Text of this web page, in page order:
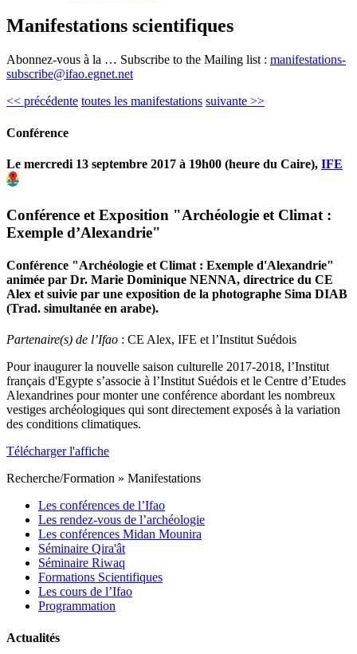
Manifestations scientifiques
Abonnez-vous à la … Subscribe to the Mailing list : manifestations-
subscribe@ifao.egnet.net
<< précédente toutes les manifestations suivante >>
Conférence
Le mercredi 13 septembre 2017 à 19h00 (heure du Caire), IFE
Conférence et Exposition "Archéologie et Climat :
Exemple d’Alexandrie"
Conférence "Archéologie et Climat : Exemple d'Alexandrie"
animée par Dr. Marie Dominique NENNA, directrice du CE
Alex et suivie par une exposition de la photographe Sima DIAB
(Trad. simultanée en arabe).
Partenaire(s) de l’Ifao : CE Alex, IFE et l’Institut Suédois
Pour inaugurer la nouvelle saison culturelle 2017-2018, l’Institut
français d'Egypte s’associe à l’Institut Suédois et le Centre d’Etudes
Alexandrines pour monter une conférence abordant les nombreux
vestiges archéologiques qui sont directement exposés à la variation
des conditions climatiques.
Télécharger l'affiche
Recherche/Formation » Manifestations
Les conférences de l’Ifao
Les rendez-vous de l’archéologie
Les conférences Midan Mounira
Séminaire Qira'ât
Séminaire Riwaq
Formations Scientifiques
Les cours de l’Ifao
Programmation
Actualités